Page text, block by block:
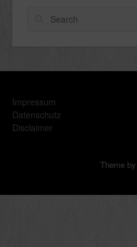
Search
Impressum
Datenschutz
Disclaimer
Theme by